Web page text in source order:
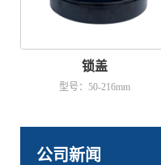
锁盖
型号：50-216mm
公司新闻